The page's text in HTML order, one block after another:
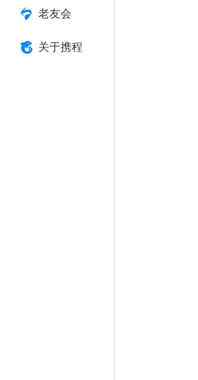
老友会
关于携程